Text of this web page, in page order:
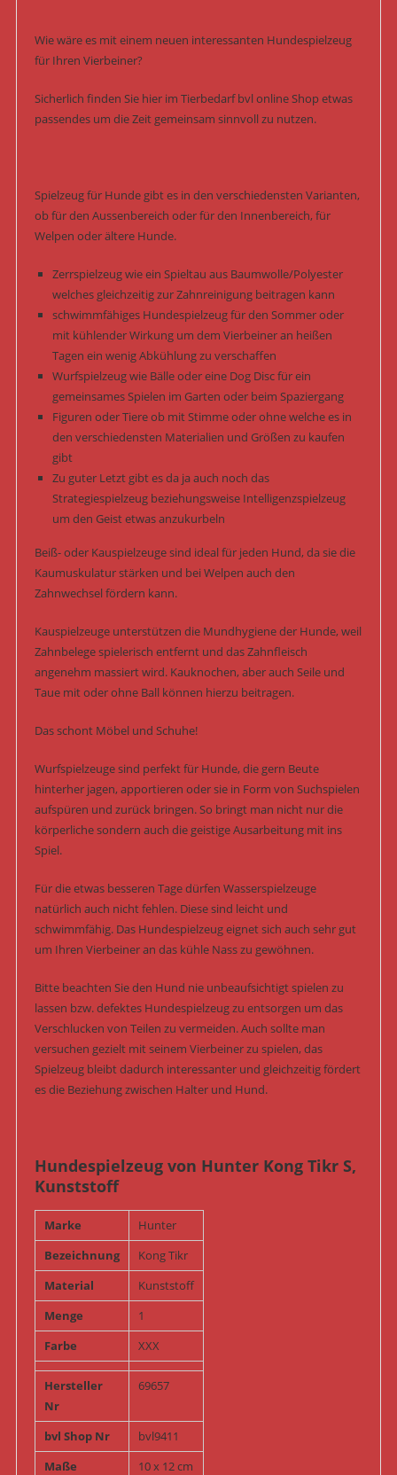
Wie wäre es mit einem neuen interessanten Hundespielzeug
für Ihren Vierbeiner?
Sicherlich finden Sie hier im Tierbedarf bvl online Shop etwas
passendes um die Zeit gemeinsam sinnvoll zu nutzen.
Spielzeug für Hunde gibt es in den verschiedensten Varianten,
ob für den Aussenbereich oder für den Innenbereich, für
Welpen oder ältere Hunde.
Zerrspielzeug wie ein Spieltau aus Baumwolle/Polyester
welches gleichzeitig zur Zahnreinigung beitragen kann
schwimmfähiges Hundespielzeug für den Sommer oder
mit kühlender Wirkung um dem Vierbeiner an heißen
Tagen ein wenig Abkühlung zu verschaffen
Wurfspielzeug wie Bälle oder eine Dog Disc für ein
gemeinsames Spielen im Garten oder beim Spaziergang
Figuren oder Tiere ob mit Stimme oder ohne welche es in
den verschiedensten Materialien und Größen zu kaufen
gibt
Zu guter Letzt gibt es da ja auch noch das
Strategiespielzeug beziehungsweise Intelligenzspielzeug
um den Geist etwas anzukurbeln
Beiß- oder Kauspielzeuge sind ideal für jeden Hund, da sie die
Kaumuskulatur stärken und bei Welpen auch den
Zahnwechsel fördern kann.
Kauspielzeuge unterstützen die Mundhygiene der Hunde, weil
Zahnbelege spielerisch entfernt und das Zahnfleisch
angenehm massiert wird. Kauknochen, aber auch Seile und
Taue mit oder ohne Ball können hierzu beitragen.
Das schont Möbel und Schuhe!
Wurfspielzeuge sind perfekt für Hunde, die gern Beute
hinterher jagen, apportieren oder sie in Form von Suchspielen
aufspüren und zurück bringen. So bringt man nicht nur die
körperliche sondern auch die geistige Ausarbeitung mit ins
Spiel.
Für die etwas besseren Tage dürfen Wasserspielzeuge
natürlich auch nicht fehlen. Diese sind leicht und
schwimmfähig. Das Hundespielzeug eignet sich auch sehr gut
um Ihren Vierbeiner an das kühle Nass zu gewöhnen.
Bitte beachten Sie den Hund nie unbeaufsichtigt spielen zu
lassen bzw. defektes Hundespielzeug zu entsorgen um das
Verschlucken von Teilen zu vermeiden. Auch sollte man
versuchen gezielt mit seinem Vierbeiner zu spielen, das
Spielzeug bleibt dadurch interessanter und gleichzeitig fördert
es die Beziehung zwischen Halter und Hund.
Hundespielzeug von Hunter Kong Tikr S,
Kunststoff
Marke
Hunter
Bezeichnung
Kong Tikr
Material
Kunststoff
Menge
1
Farbe
XXX
Hersteller
Nr
69657
bvl Shop Nr
bvl9411
Maße
10 x 12 cm